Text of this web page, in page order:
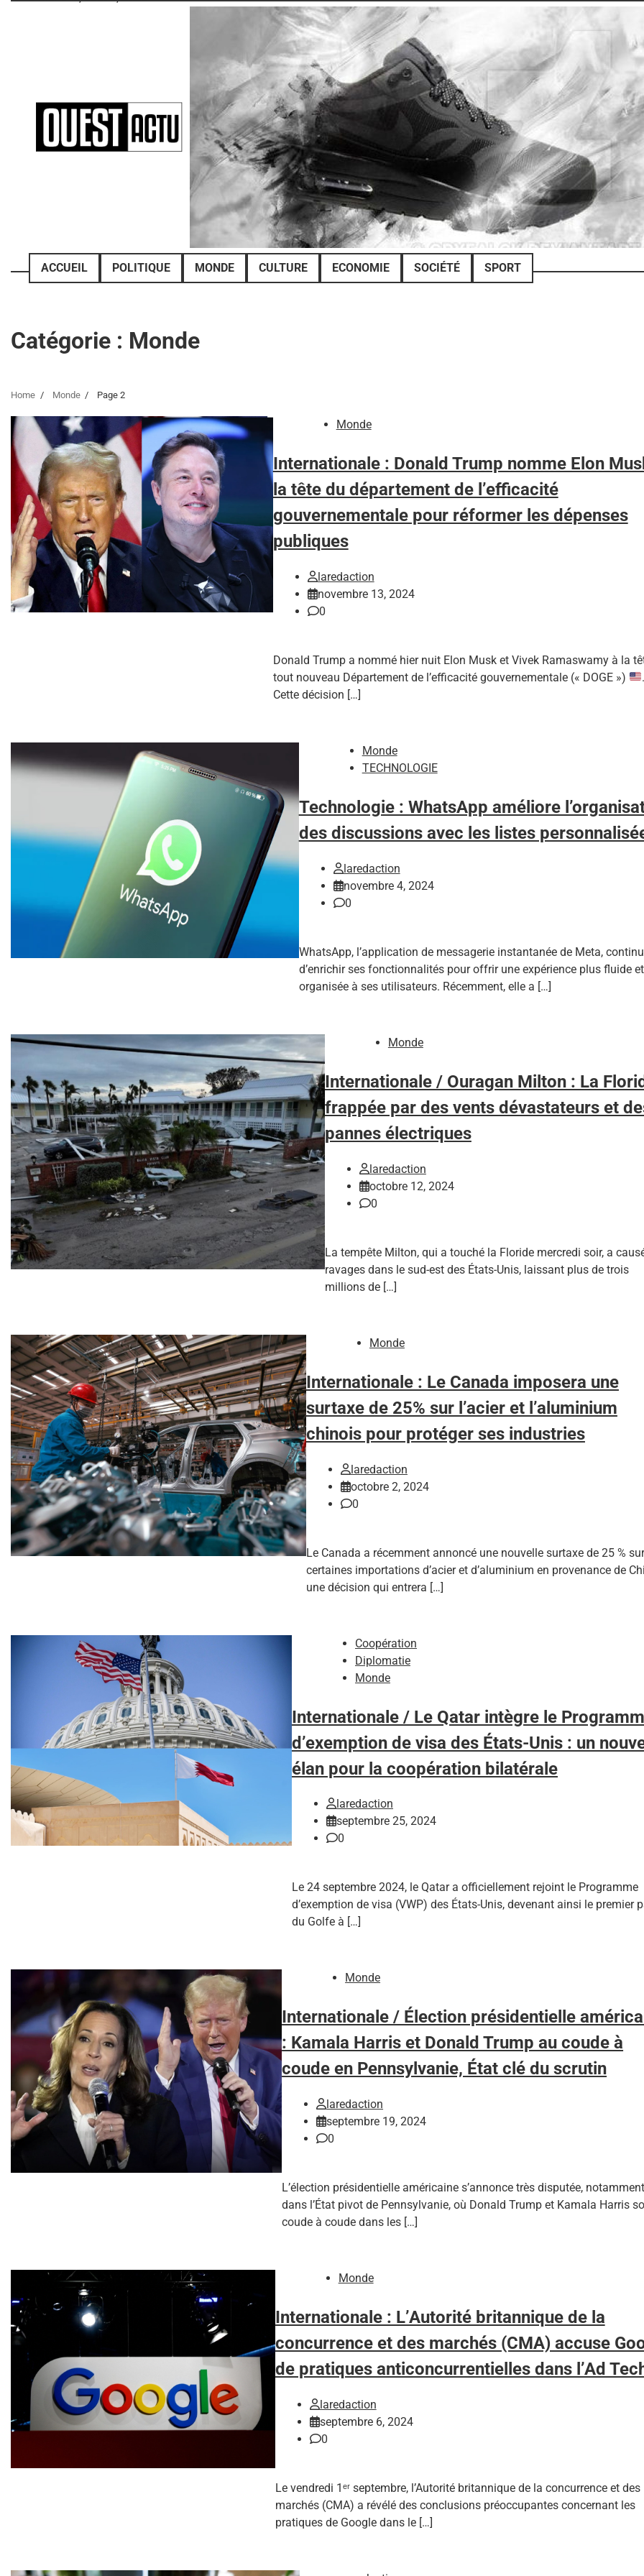
ACCUEIL POLITIQUE MONDE CULTURE ECONOMIE SOCIÉTÉ SPORT
Catégorie : Monde
Home Monde Page 2
Monde
Internationale : Donald Trump nomme Elon
la tête du département de l’efficacité
gouvernementale pour réformer les dépenses
publiques
laredaction
novembre 13, 2024
0
Donald Trump a nommé hier nuit Elon Musk et Vivek Ramaswamy à la
tout nouveau Département de l’efficacité gouvernementale (« DOGE »)
.
Cette décision […]
Monde
TECHNOLOGIE
Technologie : WhatsApp améliore
des discussions avec les listes
laredaction
novembre 4, 2024
0
WhatsApp, l’application de messagerie instantanée de Meta,
d’enrichir ses fonctionnalités pour offrir une expérience plus fluide et
organisée à ses utilisateurs. Récemment, elle a […]
Monde
Internationale / Ouragan Milton : La
frappée par des vents dévastateurs et
pannes électriques
laredaction
octobre 12, 2024
0
La tempête Milton, qui a touché la Floride mercredi soir, a
ravages dans le sud-est des États-Unis, laissant plus de trois
millions de […]
Monde
Internationale : Le Canada imposera une
surtaxe de 25% sur l’acier et l’aluminium
chinois pour protéger ses industries
laredaction
octobre 2, 2024
0
Le Canada a récemment annoncé une nouvelle surtaxe de 25 % sur
certaines importations d’acier et d’aluminium en provenance de
une décision qui entrera […]
Coopération
Diplomatie
Monde
Internationale / Le Qatar intègre le
d’exemption de visa des États-Unis : un
élan pour la coopération bilatérale
laredaction
septembre 25, 2024
0
Le 24 septembre 2024, le Qatar a officiellement rejoint le Programme
d’exemption de visa (VWP) des États-Unis, devenant ainsi le premier
du Golfe à […]
Monde
Internationale / Élection présidentielle
: Kamala Harris et Donald Trump au coude à
coude en Pennsylvanie, État clé du scrutin
laredaction
septembre 19, 2024
0
L’élection présidentielle américaine s’annonce très disputée, notamment
dans l’État pivot de Pennsylvanie, où Donald Trump et Kamala Harris
coude à coude dans les […]
Monde
Internationale : L’Autorité britannique de la
concurrence et des marchés (CMA) accuse
de pratiques anticoncurrentielles dans l’Ad
laredaction
septembre 6, 2024
0
Le vendredi 1ᵉʳ septembre, l’Autorité britannique de la concurrence et des
marchés (CMA) a révélé des conclusions préoccupantes concernant les
pratiques de Google dans le […]